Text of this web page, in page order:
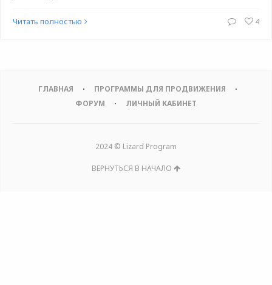
Читать полностью 4
ГЛАВНАЯ
ПРОГРАММЫ ДЛЯ ПРОДВИЖЕНИЯ
ФОРУМ
ЛИЧНЫЙ КАБИНЕТ
2024 © Lizard Program
ВЕРНУТЬСЯ В НАЧАЛО